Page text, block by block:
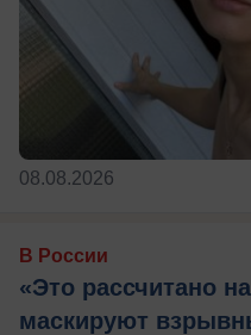
08.08.2026
В России
«Это рассчитано
маскируют